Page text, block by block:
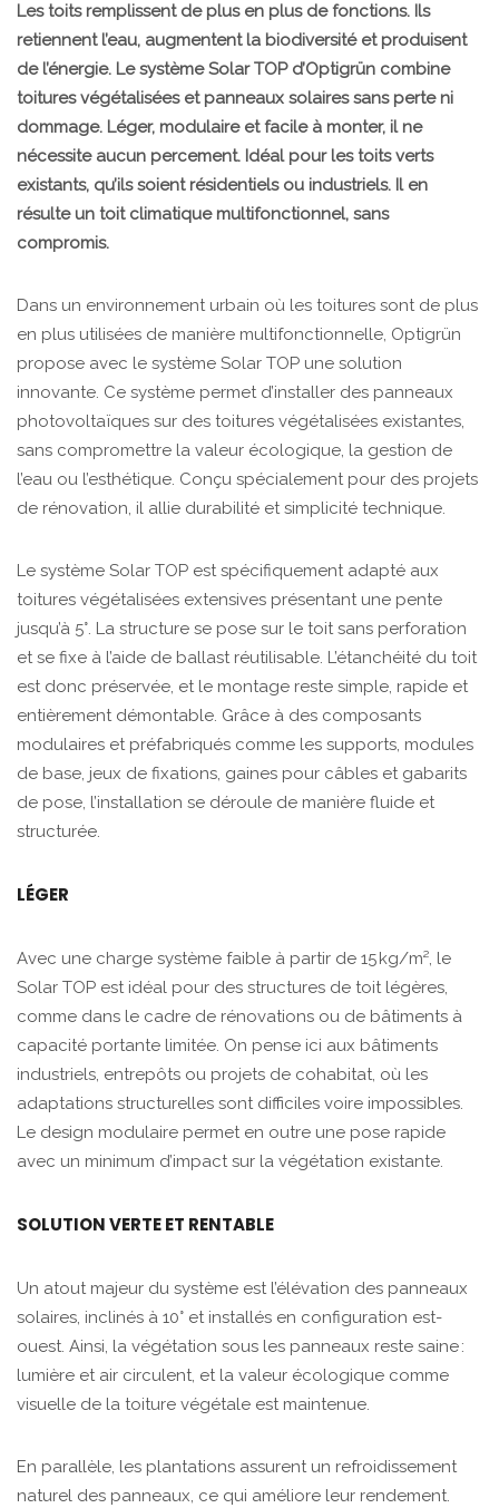
Les toits remplissent de plus en plus de fonctions. Ils
retiennent l’eau, augmentent la biodiversité et produisent
de l’énergie. Le système Solar TOP d’Optigrün combine
toitures végétalisées et panneaux solaires sans perte ni
dommage. Léger, modulaire et facile à monter, il ne
nécessite aucun percement. Idéal pour les toits verts
existants, qu’ils soient résidentiels ou industriels. Il en
résulte un toit climatique multifonctionnel, sans
compromis.
Dans un environnement urbain où les toitures sont de plus
en plus utilisées de manière multifonctionnelle, Optigrün
propose avec le système Solar TOP une solution
innovante. Ce système permet d’installer des panneaux
photovoltaïques sur des toitures végétalisées existantes,
sans compromettre la valeur écologique, la gestion de
l’eau ou l’esthétique. Conçu spécialement pour des projets
de rénovation, il allie durabilité et simplicité technique.
Le système Solar TOP est spécifiquement adapté aux
toitures végétalisées extensives présentant une pente
jusqu’à 5°. La structure se pose sur le toit sans perforation
et se fixe à l’aide de ballast réutilisable. L’étanchéité du toit
est donc préservée, et le montage reste simple, rapide et
entièrement démontable. Grâce à des composants
modulaires et préfabriqués comme les supports, modules
de base, jeux de fixations, gaines pour câbles et gabarits
de pose, l’installation se déroule de manière fluide et
structurée.
LÉGER
Avec une charge système faible à partir de 15 kg/m², le
Solar TOP est idéal pour des structures de toit légères,
comme dans le cadre de rénovations ou de bâtiments à
capacité portante limitée. On pense ici aux bâtiments
industriels, entrepôts ou projets de cohabitat, où les
adaptations structurelles sont difficiles voire impossibles.
Le design modulaire permet en outre une pose rapide
avec un minimum d’impact sur la végétation existante.
SOLUTION VERTE ET RENTABLE
Un atout majeur du système est l’élévation des panneaux
solaires, inclinés à 10° et installés en configuration est-
ouest. Ainsi, la végétation sous les panneaux reste saine :
lumière et air circulent, et la valeur écologique comme
visuelle de la toiture végétale est maintenue.
En parallèle, les plantations assurent un refroidissement
naturel des panneaux, ce qui améliore leur rendement.